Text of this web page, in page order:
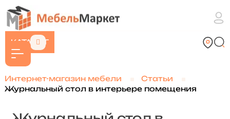
КАТАЛОГ
Интернет-магазин мебели
Статьи
Журнальный стол в интерьере помещения